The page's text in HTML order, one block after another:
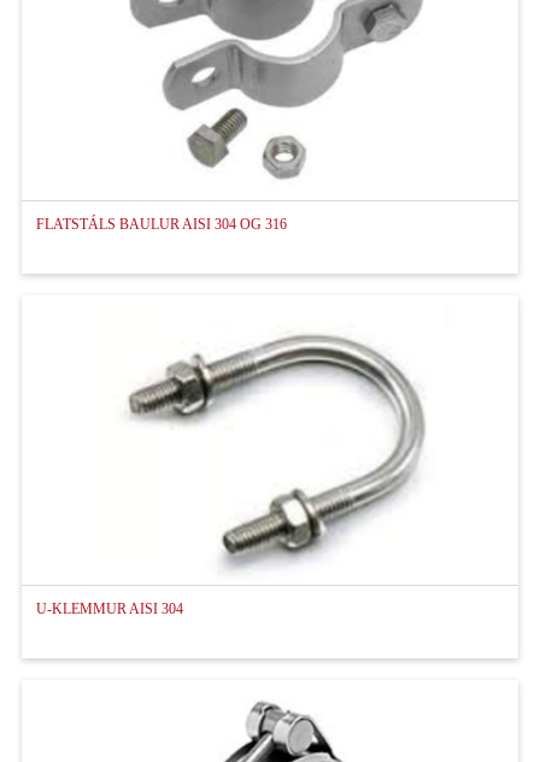
UM OKKUR
STARFSMENN
FLATSTÁLS BAULUR AISI 304 OG 316
U-KLEMMUR AISI 304